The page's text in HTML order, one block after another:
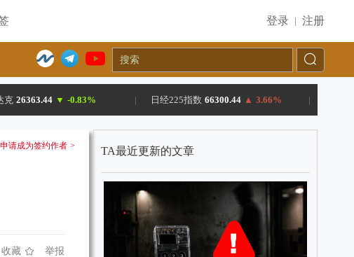
登录 | 注册
克 26363.44 ▼ -0.83% | 日经225指数 66300.44 ▲ 3.66% |
申请成为签约作者 >
收藏 举报
TA最近更新的文章